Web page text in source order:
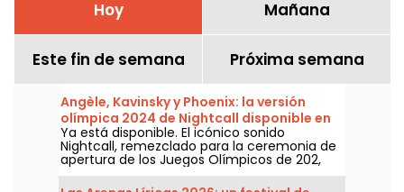
Hoy Mañana
Este fin de semana Próxima semana
Angèle, Kavinsky y Phoenix: la versión
olímpica 2024 de Nightcall disponible en
todas las plataformas
Ya está disponible. El icónico sonido
Nightcall, remezclado para la ceremonia de
apertura de los Juegos Olímpicos de 202,
está por fin disponible en todas las
plataformas. Una versión de Angèle, Phœnix